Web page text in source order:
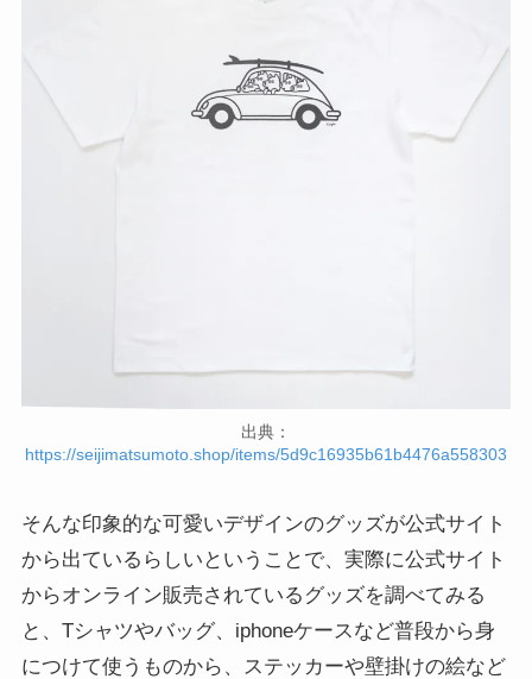
出典：
https://seijimatsumoto.shop/items/5d9c16935b61b4476a558303
そんな印象的な可愛いデザインのグッズが公式サイト
から出ているらしいということで、実際に公式サイト
からオンライン販売されているグッズを調べてみる
と、Tシャツやバッグ、iphoneケースなど普段から身
につけて使うものから、ステッカーや壁掛けの絵など